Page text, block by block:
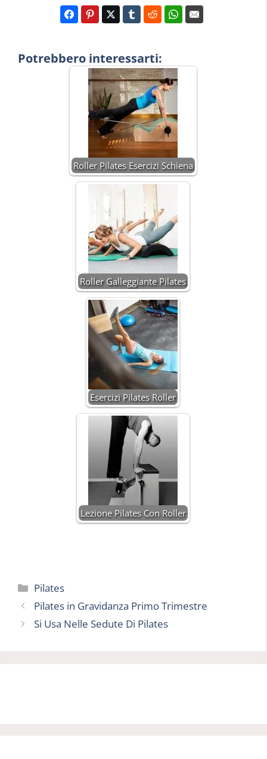
Potrebbero interessarti:
Roller Pilates Esercizi Schiena
Roller Galleggiante Pilates
Esercizi Pilates Roller
Lezione Pilates Con Roller
Categorie
Pilates
Pilates in Gravidanza Primo Trimestre
Si Usa Nelle Sedute Di Pilates